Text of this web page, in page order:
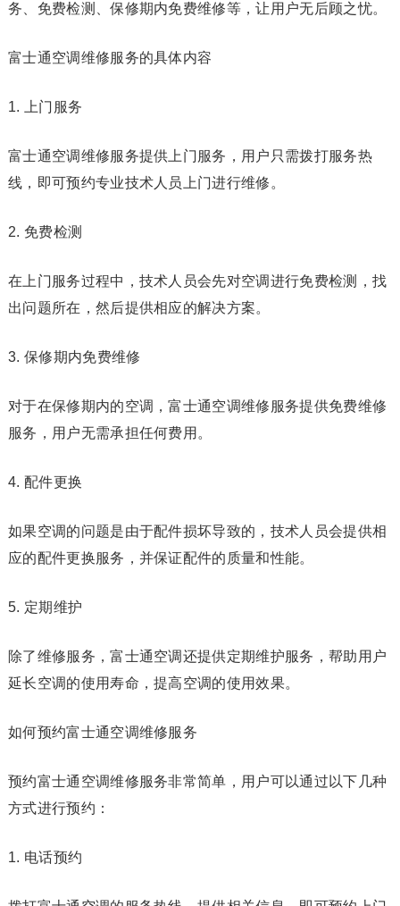
务、免费检测、保修期内免费维修等，让用户无后顾之忧。
富士通空调维修服务的具体内容
1. 上门服务
富士通空调维修服务提供上门服务，用户只需拨打服务热
线，即可预约专业技术人员上门进行维修。
2. 免费检测
在上门服务过程中，技术人员会先对空调进行免费检测，找
出问题所在，然后提供相应的解决方案。
3. 保修期内免费维修
对于在保修期内的空调，富士通空调维修服务提供免费维修
服务，用户无需承担任何费用。
4. 配件更换
如果空调的问题是由于配件损坏导致的，技术人员会提供相
应的配件更换服务，并保证配件的质量和性能。
5. 定期维护
除了维修服务，富士通空调还提供定期维护服务，帮助用户
延长空调的使用寿命，提高空调的使用效果。
如何预约富士通空调维修服务
预约富士通空调维修服务非常简单，用户可以通过以下几种
方式进行预约：
1. 电话预约